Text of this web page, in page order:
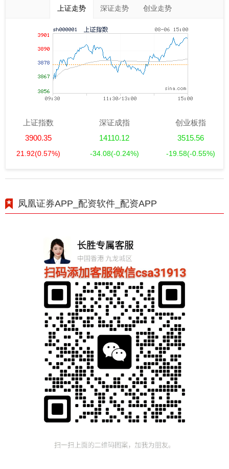
上证走势 深证走势 创业走势
上证指数
3900.35
21.92(0.57%)
深证成指
14110.12
-34.08(-0.24%)
创业板指
3515.56
-19.58(-0.55%)
凤凰证券APP_配资软件_配资APP